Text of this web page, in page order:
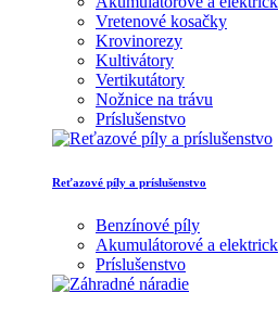
Vretenové kosačky
Krovinorezy
Kultivátory
Vertikutátory
Nožnice na trávu
Príslušenstvo
Reťazové píly a príslušenstvo
Benzínové píly
Akumulátorové a
Príslušenstvo